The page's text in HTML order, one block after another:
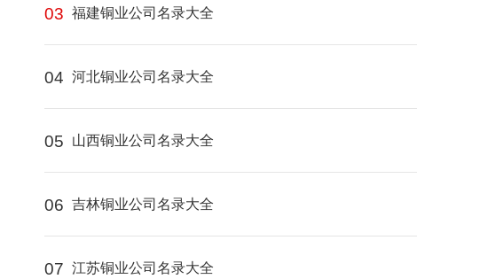
03 福建铜业公司名录大全
04 河北铜业公司名录大全
05 山西铜业公司名录大全
06 吉林铜业公司名录大全
07 江苏铜业公司名录大全